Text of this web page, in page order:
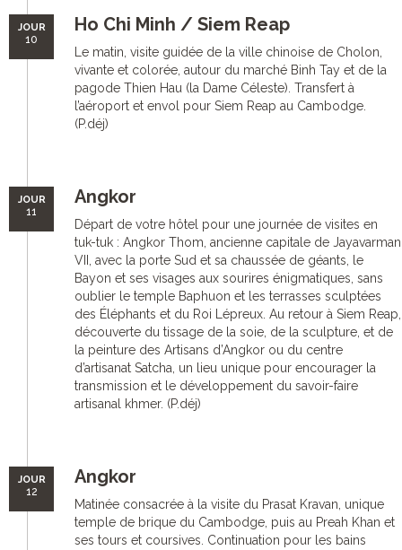
JOUR
10
Ho Chi Minh / Siem Reap
Le matin, visite guidée de la ville chinoise de Cholon,
vivante et colorée, autour du marché Binh Tay et de la
pagode Thien Hau (la Dame Céleste). Transfert à
l’aéroport et envol pour Siem Reap au Cambodge.
(P.déj)
JOUR
11
Angkor
Départ de votre hôtel pour une journée de visites en
tuk-tuk : Angkor Thom, ancienne capitale de Jayavarman
VII, avec la porte Sud et sa chaussée de géants, le
Bayon et ses visages aux sourires énigmatiques, sans
oublier le temple Baphuon et les terrasses sculptées
des Éléphants et du Roi Lépreux. Au retour à Siem Reap,
découverte du tissage de la soie, de la sculpture, et de
la peinture des Artisans d’Angkor ou du centre
d’artisanat Satcha, un lieu unique pour encourager la
transmission et le développement du savoir-faire
artisanal khmer. (P.déj)
JOUR
12
Angkor
Matinée consacrée à la visite du Prasat Kravan, unique
temple de brique du Cambodge, puis au Preah Khan et
ses tours et coursives. Continuation pour les bains